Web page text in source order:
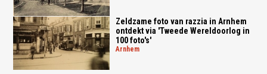
Zeldzame foto van razzia in Arnhem
ontdekt via 'Tweede Wereldoorlog in
100 foto's'
arnhem